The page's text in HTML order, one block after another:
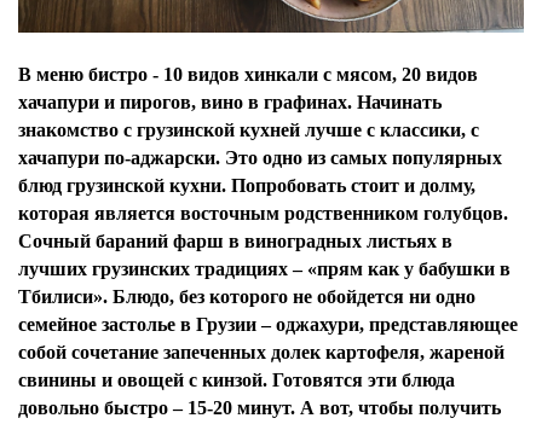
В меню бистро - 10 видов хинкали с мясом, 20 видов
хачапури и пирогов, вино в графинах. Начинать
знакомство с грузинской кухней лучше с классики, с
хачапури по-аджарски. Это одно из самых популярных
блюд грузинской кухни. Попробовать стоит и долму,
которая является восточным родственником голубцов.
Сочный бараний фарш в виноградных листьях в
лучших грузинских традициях – «прям как у бабушки в
Тбилиси». Блюдо, без которого не обойдется ни одно
семейное застолье в Грузии – оджахури, представляющее
собой сочетание запеченных долек картофеля, жареной
свинины и овощей с кинзой. Готовятся эти блюда
довольно быстро – 15-20 минут. А вот, чтобы получить